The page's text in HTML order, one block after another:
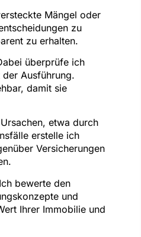
Mängel oder
zu
zu erhalten.
überprüfe ich
Ausführung.
damit sie
etwa durch
erstelle ich
Versicherungen
bewerte den
und
Ihrer Immobilie und